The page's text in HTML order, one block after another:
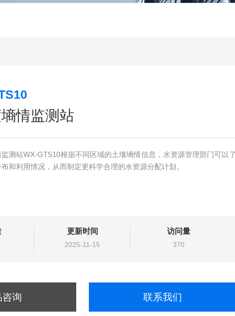
情监测站
测站WX-GTS10根据不同区域的土壤墒情信息，水资源管理部门可以
和利用情况，从而制定更科学合理的水资源分配计划。
更新时间
2025-11-15
访问量
370
咨询 联系我们